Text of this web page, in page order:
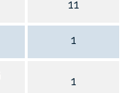
11
1
1